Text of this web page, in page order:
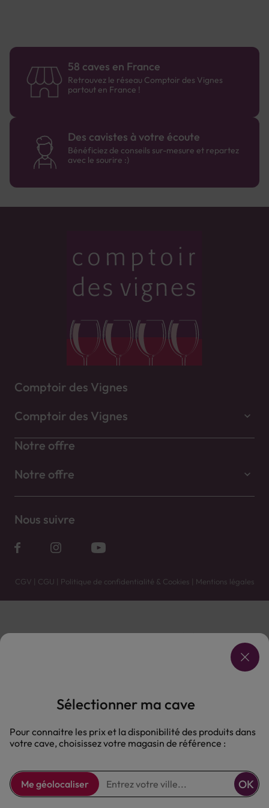
58 caves en France
Retrouvez le réseau Comptoir des Vignes
partout en France !
Des cavistes à votre écoute
Bénéficiez de conseils sur-mesure et repartez
avec le sourire :)
Comptoir des Vignes
Comptoir des Vignes
Notre offre
Notre offre
Nous suivre
CGV | CGU | Politique de confidentialité & Cookies | Mentions légales
Vente uniquement en caves. Contactez votre caviste pour plus de renseignements.
L'ABUS D'ALCOOL EST DANGEREUX POUR LA SANTÉ, À CONSOMMER AVEC MODÉRATION.
Sélectionner ma cave
Pour connaitre les prix et la disponibilité des produits dans
votre cave, choisissez votre magasin de référence :
Me géolocaliser OK